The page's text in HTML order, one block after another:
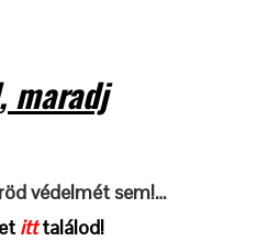
maradj
védelmét sem!…
itttalálod!